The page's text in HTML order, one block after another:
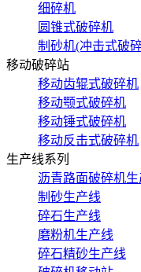
细碎机
圆锥式破碎机
制砂机(冲击式破
移动破碎站
移动齿辊式破碎机
移动颚式破碎机
移动锤式破碎机
移动反击式破碎机
生产线系列
沥青路面破碎机生
制砂生产线
碎石生产线
磨粉机生产线
碎石精砂生产线